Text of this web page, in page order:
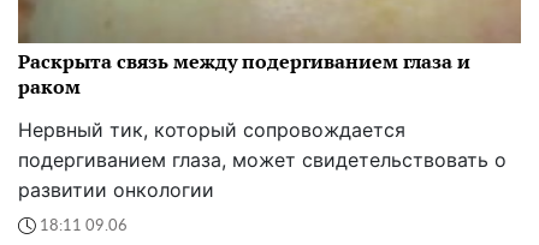
Раскрыта связь между подергиванием глаза и
раком
Нервный тик, который сопровождается
подергиванием глаза, может свидетельствовать о
развитии онкологии
18:11 09.06